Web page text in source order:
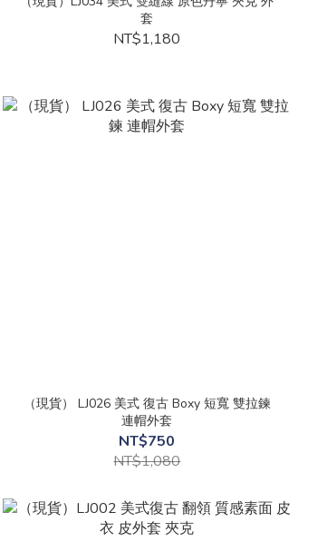
套
NT$1,180
（現貨） LJ026 美式 復古 Boxy 短寬 雙拉鍊
連帽外套
NT$750
NT$1,080